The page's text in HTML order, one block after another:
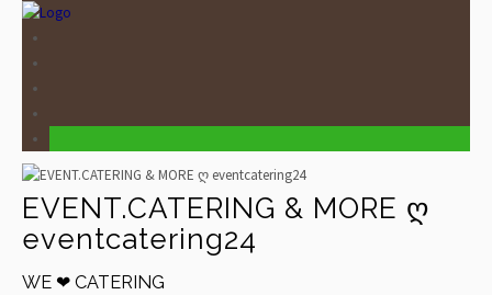
EVENT.CATERING & MORE ღ
eventcatering24
WE ❤ CATERING